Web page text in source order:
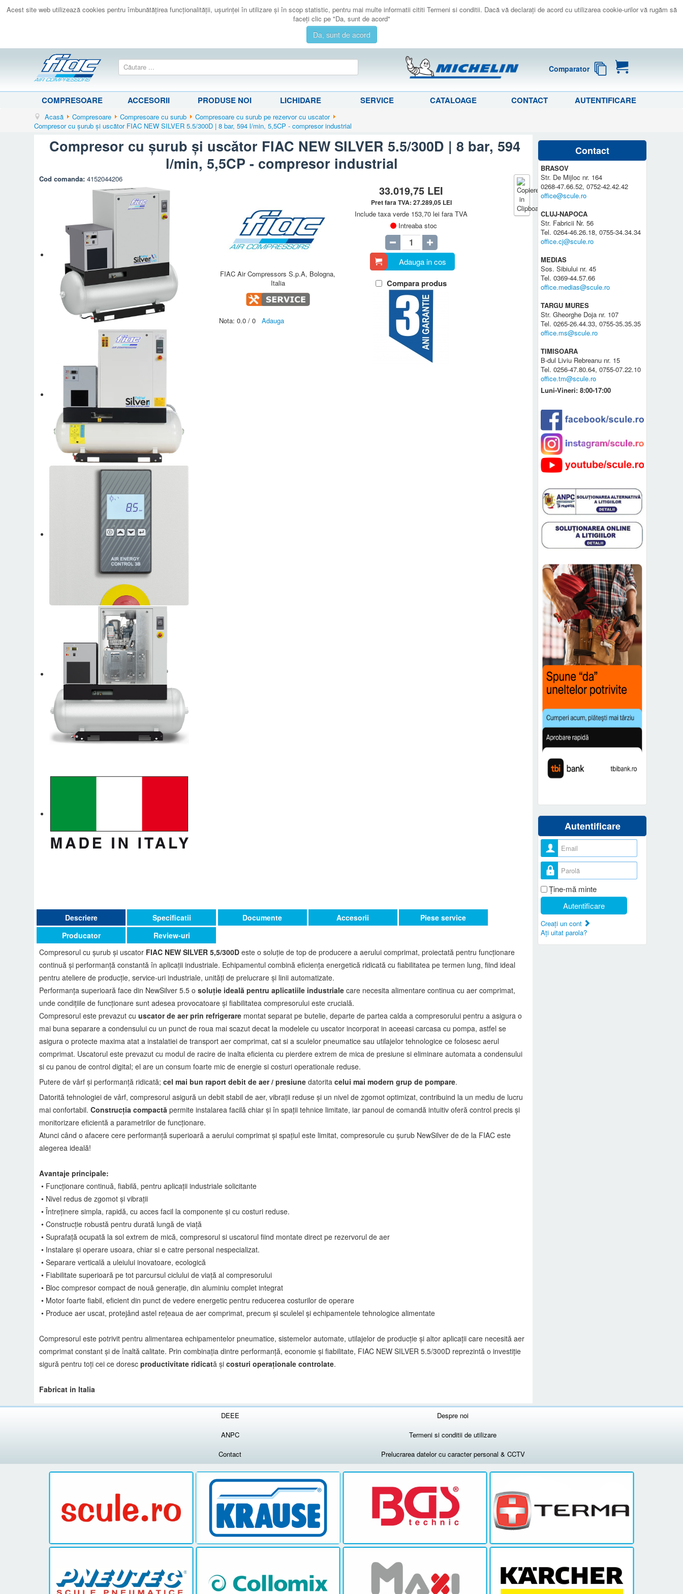
Acest site web utilizează cookies pentru îmbunătăţirea funcţionalităţii, uşurinţei în utilizare şi în scop statistic, pentru mai multe informatii cititi Termeni si conditii. Dacă vă declaraţi de acord cu utilizarea cookie-urilor vă rugăm să
faceţi clic pe "Da, sunt de acord"
Da, sunt de acord
Comparator
COMPRESOARE ACCESORII PRODUSE NOI LICHIDARE SERVICE CATALOAGE CONTACT AUTENTIFICARE
Acasă Compresoare Compresoare cu surub
Compresoare cu surub pe rezervor cu uscator
Compresor cu șurub și uscător FIAC NEW SILVER 5.5/300D | 8 bar, 594 l/min, 5,5CP - compresor industrial
Compresor cu șurub și uscător FIAC NEW SILVER 5.5/300D | 8 bar, 594
l/min, 5,5CP - compresor industrial
Cod comanda:4152044206
FIAC Air Compressors S.p.A, Bologna,
Italia
Nota: 0.0 / 0 Adauga
33.019,75 LEI
Pret fara TVA: 27.289,05 LEI
Include taxa verde 153,70 lei fara TVA
Intreaba stoc
Adauga in cos
Compara produs
Descriere
Compresorul cu șurub și uscator FIAC NEW SILVER 5,5/300D este o soluție de top de producere a aerului comprimat, proiectată pentru funcționare
continuă și performanță constantă în aplicații industriale. Echipamentul combină eficiența energetică ridicată cu fiabilitatea pe termen lung, fiind ideal
pentru ateliere de producție, service-uri industriale, unități de prelucrare și linii automatizate.
Performanța superioară face din NewSilver 5.5 osoluție ideală pentru aplicatiile industriale care necesita alimentare continua cu aer comprimat,
unde condițiile de funcționare sunt adesea provocatoare și fiabilitatea compresorului este crucială.
Compresorul este prevazut cuuscator de aer prin refrigerare montat separat pe butelie, departe de partea calda a compresorului pentru a asigura o
mai buna separare a condensului cu un punct de roua mai scazut decat la modelele cu uscator incorporat in aceeasi carcasa cu pompa, astfel se
asigura o protecte maxima atat a instalatiei de transport aer comprimat, cat si a sculelor pneumatice sau utilajelor tehnologice ce folosesc aerul
comprimat. Uscatorul este prevazut cu modul de racire de inalta eficienta cu pierdere extrem de mica de presiune si eliminare automata a condensului
si cu panou de control digital; el are un consum foarte mic de energie si costuri operationale reduse.
Putere de vârf și performanță ridicată;cel mai bun raport debit de aer / presiune datoritacelui mai modern grup de pompare.
Datorită tehnologiei de vârf, compresorul asigură un debit stabil de aer, vibrații reduse și un nivel de zgomot optimizat, contribuind la un mediu de lucru
mai confortabil.Construcția compactă permite instalarea facilă chiar și în spații tehnice limitate, iar panoul de comandă intuitiv oferă control precis și
monitorizare eficientă a parametrilor de funcționare.
Atunci când o afacere cere performanță superioară a aerului comprimat și spațiul este limitat, compresorule cu șurub NewSilver de de la FIAC este
alegerea ideală!
Avantaje principale:
• Funcționare continuă, fiabilă, pentru aplicații industriale solicitante
• Nivel redus de zgomot și vibrații
• Întreținere simpla, rapidă, cu acces facil la componente și cu costuri reduse.
• Construcție robustă pentru durată lungă de viață
• Suprafață ocupată la sol extrem de mică, compresorul si uscatorul fiind montate direct pe rezervorul de aer
• Instalare și operare usoara, chiar si e catre personal nespecializat.
• Separare verticală a uleiului inovatoare, ecologică
• Fiabilitate superioară pe tot parcursul ciclului de viață al compresorului
• Bloc compresor compact de nouă generație, din aluminiu complet integrat
• Motor foarte fiabil, eficient din punct de vedere energetic pentru reducerea costurilor de operare
• Produce aer uscat, protejând astel rețeaua de aer comprimat, precum și sculelel și echipamentele tehnologice alimentate
Compresorul este potrivit pentru alimentarea echipamentelor pneumatice, sistemelor automate, utilajelor de producție și altor aplicații care necesită aer
comprimat constant și de înaltă calitate. Prin combinația dintre performanță, economie și fiabilitate, FIAC NEW SILVER 5.5/300D reprezintă o investiție
sigură pentru toți cei ce dorescproductivitate ridicată șicosturi operaționale controlate.
Fabricat in Italia
Specificatii Documente Accesorii
Piese service
Producator
Review-uri
Contact
BRASOV
Str. De Mijloc nr. 164
0268-47.66.52, 0752-42.42.42
office@scule.ro
CLUJ-NAPOCA
Str. Fabricii Nr. 56
Tel. 0264-46.26.18, 0755-34.34.34
office.cj@scule.ro
MEDIAS
Sos. Sibiului nr. 45
Tel. 0369-44.57.66
office.medias@scule.ro
TARGU MURES
Str. Gheorghe Doja nr. 107
Tel. 0265-26.44.33, 0755-35.35.35
office.ms@scule.ro
TIMISOARA
B-dul Liviu Rebreanu nr. 15
Tel. 0256-47.80.64, 0755-07.22.10
office.tm@scule.ro
Luni-Vineri: 8:00-17:00
Autentificare
Nume utilizator
Parolă
Ţine-mă minte
Autentificare
Creaţi un cont
Aţi uitat parola?
DEEE
Despre noi
ANPC
Termeni si conditii de utilizare
Contact
Prelucrarea datelor cu caracter personal & CCTV